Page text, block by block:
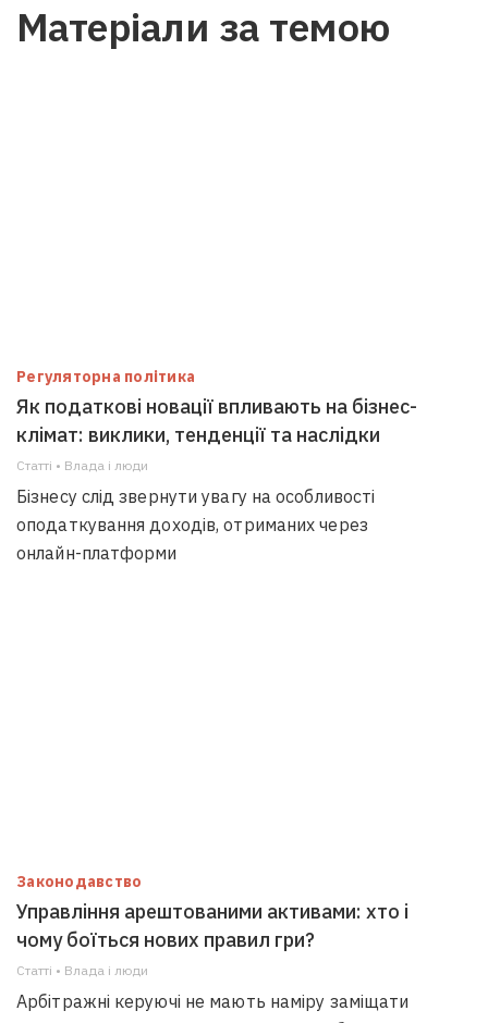
Матеріали за темою
Регуляторна політика
Як податкові новації впливають на бізнес-
клімат: виклики, тенденції та наслідки
Статті • Влада i люди
Бізнесу слід звернути увагу на особливості
оподаткування доходів, отриманих через
онлайн-платформи
Законодавство
Управління арештованими активами: хто і
чому боїться нових правил гри?
Статті • Влада i люди
Арбітражні керуючі не мають наміру заміщати